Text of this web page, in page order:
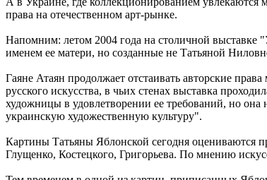
права на отечественном арт-рынке.
Напомним: летом 2004 года на столичной выставке
именем ее матери, но созданные не Татьяной
Гаяне Атаян продолжает отстаивать авторские
русского искусства, в чьих стенах выставка
художницы в удовлетворении ее требований, но
украинскую художественную культуру".
Картины Татьяны Яблонской сегодня оцениваются
Глущенко, Костецкого, Григорьева. По мнению